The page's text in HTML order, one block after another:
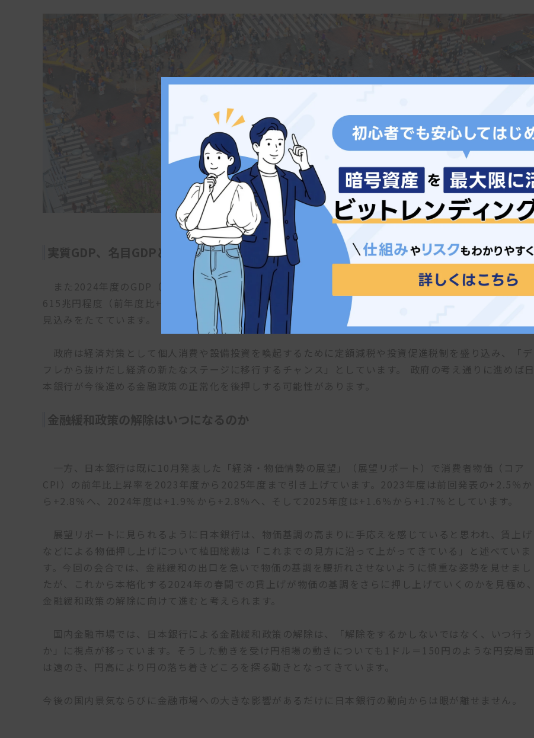
実質GDP、名目GDPともに過去最高を更新
また2024年度のGDP（国内総生産）についても実質GDP568兆円程度（前年度比+1.3％）名目GDPを
615兆円程度（前年度比+3.0％）と上方修正しています。実質GDP、名目GDPともに過去最高を更新する
見込みをたてています。
政府は経済対策として個人消費や設備投資を喚起するために定額減税や投資促進税制を盛り込み、「デ
フレから抜けだし経済の新たなステージに移行するチャンス」としています。 政府の考え通りに進めば日
本銀行が今後進める金融政策の正常化を後押しする可能性があります。
金融緩和政策の解除はいつになるのか
一方、日本銀行は既に10月発表した「経済・物価情勢の展望」（展望リポート）で消費者物価（コア
CPI）の前年比上昇率を2023年度から2025年度まで引き上げています。2023年度は前回発表の+2.5％か
ら+2.8％へ、2024年度は+1.9％から+2.8％へ、そして2025年度は+1.6％から+1.7％としています。
展望リポートに見られるように日本銀行は、物価基調の高まりに手応えを感じていると思われ、賃上げ
などによる物価押し上げについて植田総裁は「これまでの見方に沿って上がってきている」と述べていま
す。今回の会合では、金融緩和の出口を急いで物価の基調を腰折れさせないように慎重な姿勢を見せまし
たが、これから本格化する2024年の春闘での賃上げが物価の基調をさらに押し上げていくのかを見極め、
金融緩和政策の解除に向けて進むと考えられます。
国内金融市場では、日本銀行による金融緩和政策の解除は、「解除をするかしないではなく、いつ行う
か」に視点が移っています。そうした動きを受け円相場の動きについても1ドル＝150円のような円安局面
は遠のき、円高により円の落ち着きどころを探る動きとなってきています。
今後の国内景気ならびに金融市場への大きな影響があるだけに日本銀行の動向からは眼が離せません。